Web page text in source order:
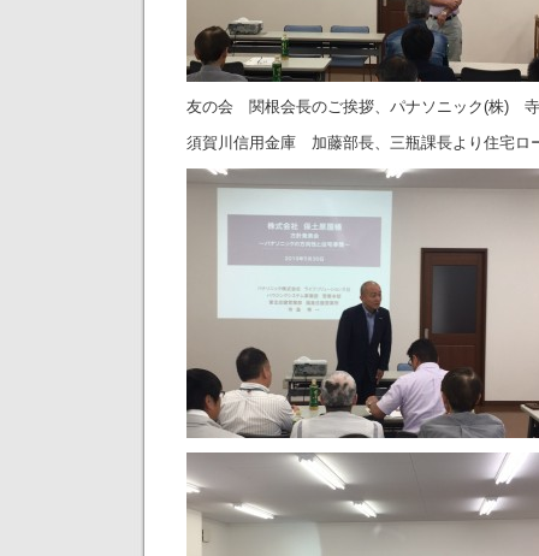
友の会 関根会長のご挨拶、パナソニック(株)
須賀川信用金庫 加藤部長、三瓶課長より住宅ロ